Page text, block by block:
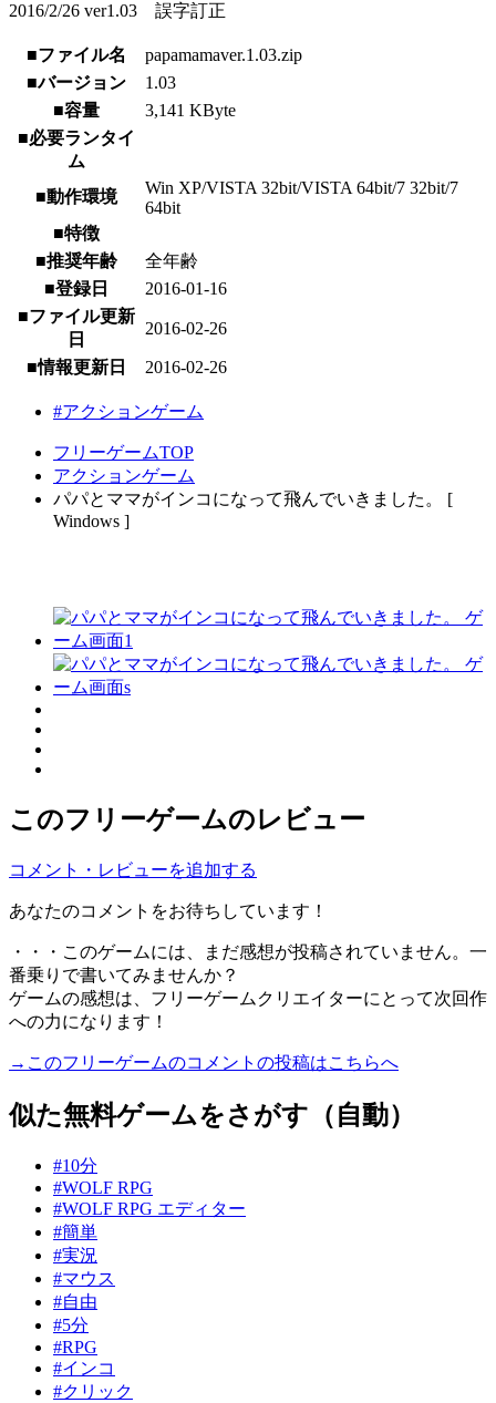
2016/2/26 ver1.03 誤字訂正
■ファイル名
papamamaver.1.03.zip
■バージョン
1.03
■容量
3,141 KByte
■必要ランタイ
ム
■動作環境
Win XP/VISTA 32bit/VISTA 64bit/7 32bit/7
64bit
■特徴
■推奨年齢
全年齢
■登録日
2016-01-16
■ファイル更新
日
2016-02-26
■情報更新日 2016-02-26
#アクションゲーム
フリーゲームTOP
アクションゲーム
パパとママがインコになって飛んでいきました。 [
Windows ]
このフリーゲームのレビュー
コメント・レビューを追加する
あなたのコメントをお待ちしています！
・・・このゲームには、まだ感想が投稿されていません。一
番乗りで書いてみませんか？
ゲームの感想は、フリーゲームクリエイターにとって次回作
への力になります！
→このフリーゲームのコメントの投稿はこちらへ
似た無料ゲームをさがす（自動）
#10分
#WOLF RPG
#WOLF RPG エディター
#簡単
#実況
#マウス
#自由
#5分
#RPG
#インコ
#クリック